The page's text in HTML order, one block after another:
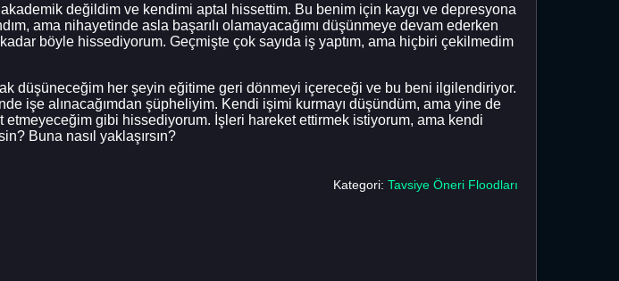
değildim ve kendimi aptal hissettim. Bu benim için kaygı ve depresyona
ama nihayetinde asla başarılı olamayacağımı düşünmeye devam ederken
böyle hissediyorum. Geçmişte çok sayıda iş yaptım, ama hiçbiri çekilmedim
düşüneceğim her şeyin eğitime geri dönmeyi içereceği ve bu beni ilgilendiriyor.
işe alınacağımdan şüpheliyim. Kendi işimi kurmayı düşündüm, ama yine de
gibi hissediyorum. İşleri hareket ettirmek istiyorum, ama kendi
Buna nasıl yaklaşırsın?
Kategori: Tavsiye Öneri Floodları